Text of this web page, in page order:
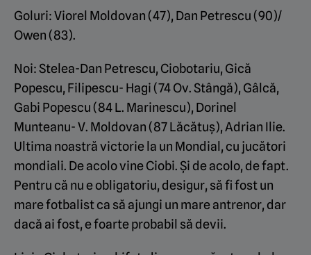
Goluri: Viorel Moldovan (47), Dan Petrescu (90)/
Owen (83).
Noi: Stelea-Dan Petrescu, Ciobotariu, Gică
Popescu, Filipescu- Hagi (74 Ov. Stângă), Gâlcă,
Gabi Popescu (84 L. Marinescu), Dorinel
Munteanu- V. Moldovan (87 Lăcătuș), Adrian Ilie.
Ultima noastră victorie la un Mondial, cu jucători
mondiali. De acolo vine Ciobi. Și de acolo, de fapt.
Pentru că nu e obligatoriu, desigur, să fi fost un
mare fotbalist ca să ajungi un mare antrenor, dar
dacă ai fost, e foarte probabil să devii.